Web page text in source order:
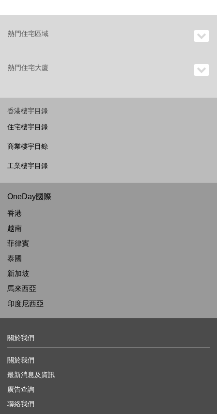
熱門住宅區域
熱門住宅大廈
香港樓宇目錄
住宅樓宇目錄
商業樓宇目錄
工業樓宇目錄
OneDay國際
香港
越南
菲律賓
泰國
新加坡
馬來西亞
印度尼西亞
關於我們
關於我們
最新消息及資訊
廣告查詢
聯絡我們